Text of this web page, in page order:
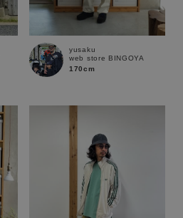
yusaku
web store BINGOYA
170cm